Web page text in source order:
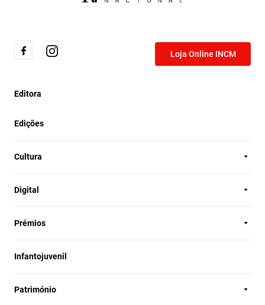
Loja Online INCM
Editora
Edições
Cultura
Digital
Prémios
Infantojuvenil
Património